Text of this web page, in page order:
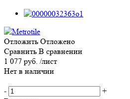
Отложить Отложено
Сравнить В сравнении
1 077 руб. /лист
Нет в наличии
-
+